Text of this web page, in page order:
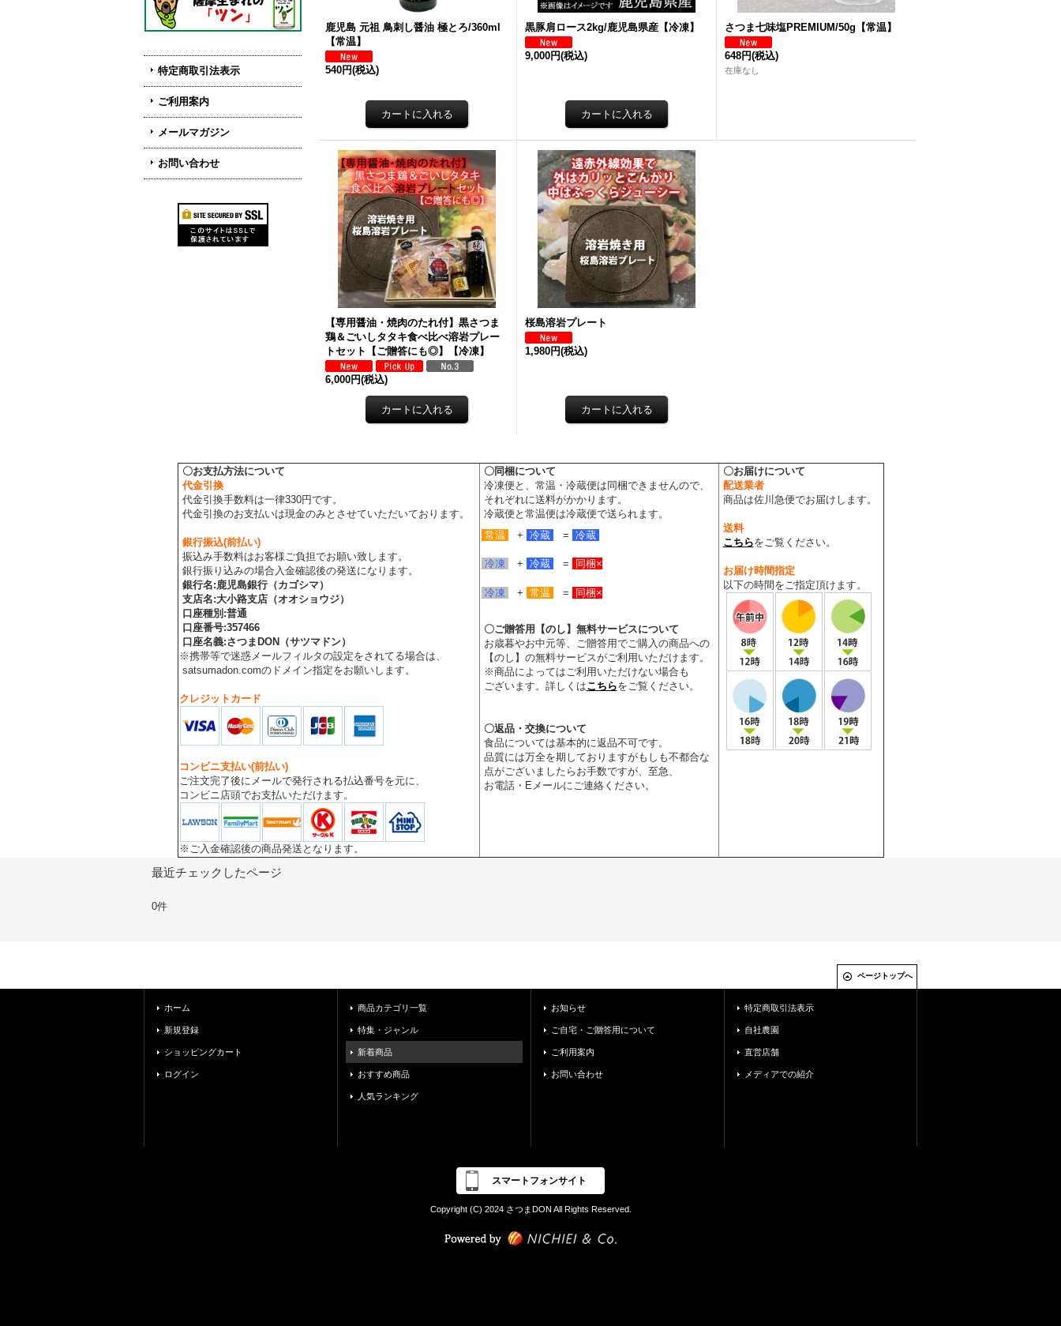
特定商取引法表示
ご利用案内
メールマガジン
お問い合わせ
鹿児島 元祖 鳥刺し醤油 極とろ/360ml
【常温】
540円(税込)
黒豚肩ロース2kg/鹿児島県産【冷凍】
9,000円(税込)
さつま七味塩PREMIUM/50g【常温】
648円(税込)
在庫なし
【専用醤油・焼肉のたれ付】黒さつま
鶏＆ごいしタタキ食べ比べ溶岩プレー
トセット【ご贈答にも◎】【冷凍】
6,000円(税込)
桜島溶岩プレート
1,980円(税込)
〇お支払方法について
代金引換
代金引換手数料は一律330円です。
代金引換のお支払いは現金のみとさせていただいております。
銀行振込(前払い)
振込み手数料はお客様ご負担でお願い致します。
銀行振り込みの場合入金確認後の発送になります。
銀行名:鹿児島銀行（カゴシマ）
支店名:大小路支店（オオショウジ）
口座種別 :普通
口座番号:357466
口座名義:さつまDON（サツマドン）
※携帯等で迷惑メールフィルタの設定をされてる場合は、
satsumadon.comのドメイン指定をお願いします。
クレジットカード
コンビニ支払い(前払い)
ご注文完了後にメールで発行される払込番号を元に、
コンビニ店頭でお支払いただけます。
※ご入金確認後の商品発送となります。
〇同梱について
冷凍便と、常温・冷蔵便は同梱できませんので、
それぞれに送料がかかります。
冷蔵便と常温便は冷蔵便で送られます。
常温
+ 冷蔵 = 冷蔵
冷凍 + 冷蔵 = 同梱×
冷凍 + 常温 = 同梱×
〇ご贈答用【のし】無料サービスについて
お歳暮やお中元等、ご贈答用でご購入の商品への
【のし】の無料サービスがご利用いただけます。
※商品によってはご利用いただけない場合も
ございます。詳しくはこちらをご覧ください。
〇返品・交換について
食品については基本的に返品不可です。
品質には万全を期しておりますがもしも不都合な
点がございましたらお手数ですが、至急、
お電話・Eメールにご連絡ください。
〇お届けについて
配送業者
商品は佐川急便でお届けします。
送料
こちらをご覧ください。
お届け時間指定
以下の時間をご指定頂けます。
最近チェックしたページ
0件
ページトップへ
ホーム
新規登録
ショッピングカート
ログイン
商品カテゴリ一覧
特集・ジャンル
新着商品
おすすめ商品
人気ランキング
お知らせ
ご自宅・ご贈答用について
ご利用案内
お問い合わせ
特定商取引法表示
自社農園
直営店舗
メディアでの紹介
スマートフォンサイト
Copyright (C) 2024 さつまDON All Rights Reserved.